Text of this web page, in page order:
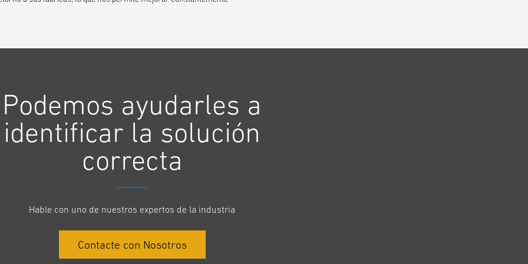
Podemos ayudarles a
identificar la solución
correcta
Hable con uno de nuestros expertos de la industria
Contacte con Nosotros